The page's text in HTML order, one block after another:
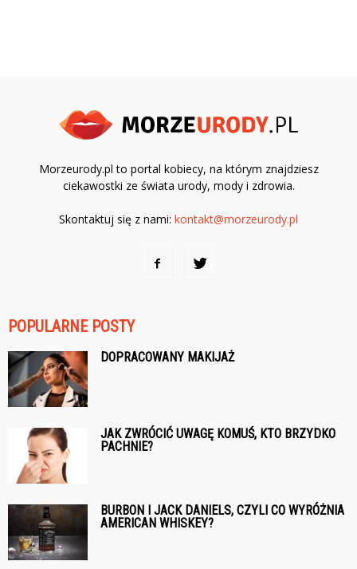
Morzeurody.pl to portal kobiecy, na którym znajdziesz
ciekawostki ze świata urody, mody i zdrowia.
Skontaktuj się z nami: kontakt@morzeurody.pl
POPULARNE POSTY
DOPRACOWANY MAKIJAŻ
JAK ZWRÓCIĆ UWAGĘ KOMUŚ, KTO BRZYDKO
PACHNIE?
BURBON I JACK DANIELS, CZYLI CO WYRÓŻNIA
AMERICAN WHISKEY?